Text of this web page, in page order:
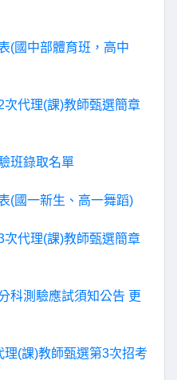
(國中部體育班，高中
代理(課)教師甄選簡章
班錄取名單
(國一新生、高一舞蹈)
代理(課)教師甄選簡章
科測驗應試須知公告 更
(課)教師甄選第3次招考